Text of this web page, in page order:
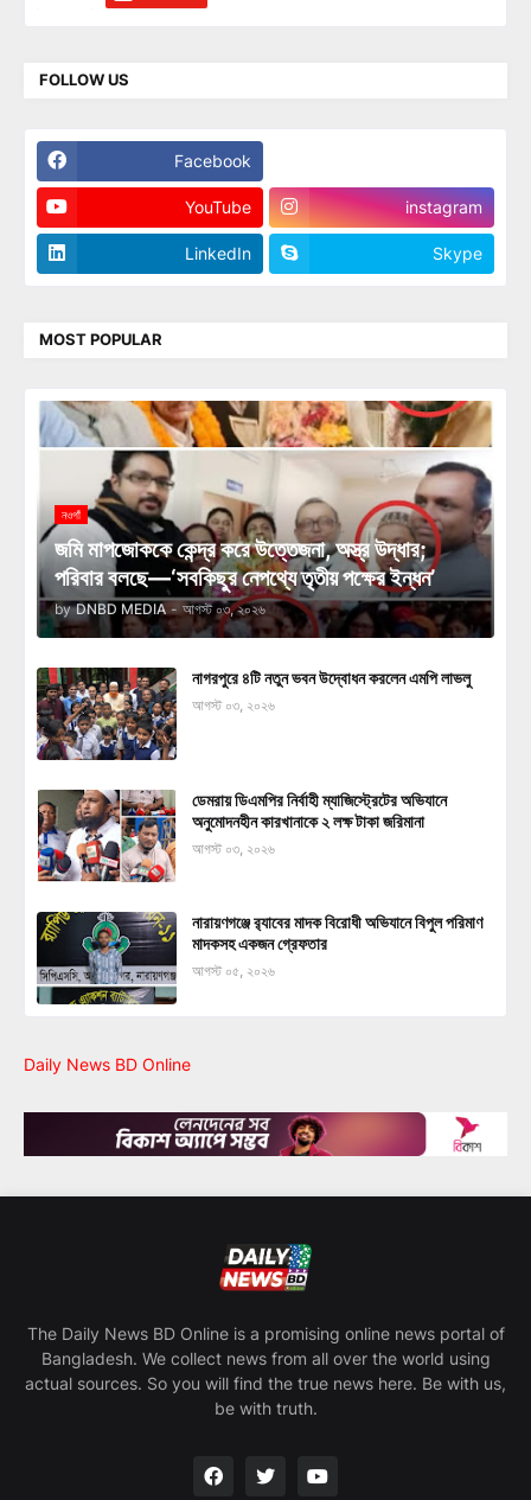
FOLLOW US
Facebook
YouTube instagram
LinkedIn Skype
MOST POPULAR
নওগাঁ
জমি মাপজোককে কেন্দ্র করে উত্তেজনা, অস্ত্র উদ্ধার;
পরিবার বলছে—‘সবকিছুর নেপথ্যে তৃতীয় পক্ষের ইন্ধন’
by DNBD MEDIA - আগস্ট ০৩, ২০২৬
নাগরপুরে ৪টি নতুন ভবন উদ্বোধন করলেন এমপি লাভলু
আগস্ট ০৩, ২০২৬
ডেমরায় ডিএমপির নির্বাহী ম্যাজিস্ট্রেটের অভিযানে
অনুমোদনহীন কারখানাকে ২ লক্ষ টাকা জরিমানা
আগস্ট ০৩, ২০২৬
নারায়ণগঞ্জে র‍্যাবের মাদক বিরোধী অভিযানে বিপুল পরিমাণ
মাদকসহ একজন গ্রেফতার
আগস্ট ০৫, ২০২৬
Daily News BD Online
The Daily News BD Online is a promising online news portal of
Bangladesh. We collect news from all over the world using
actual sources. So you will find the true news here. Be with us,
be with truth.